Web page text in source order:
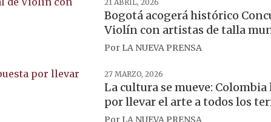
21 ABRIL, 2026
Bogotá acogerá histórico
Violín con artistas de talla
Por LA NUEVA PRENSA
27 MARZO, 2026
La cultura se mueve:
por llevar el arte a todos los
Por LA NUEVA PRENSA